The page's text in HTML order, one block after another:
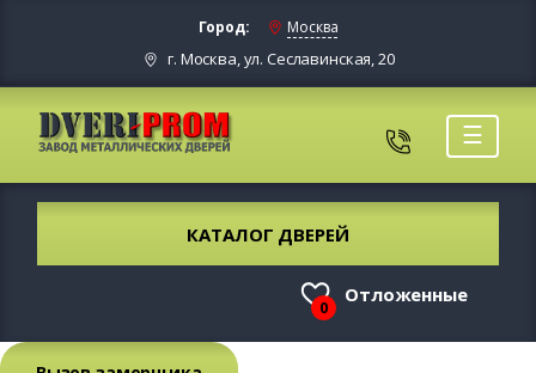
Город: Москва
г. Москва, ул. Сеславинская, 20
☰
КАТАЛОГ ДВЕРЕЙ
0
Отложенные